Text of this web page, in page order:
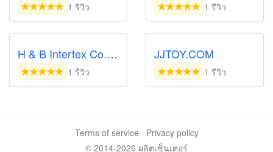
1 รีวิว 1 รีวิว
H & B Intertex Co.,Ltd
1 รีวิว
JJTOY.COM
1 รีวิว
Terms of service · Privacy policy
© 2014-2026 ผลิตเซ็นเตอร์